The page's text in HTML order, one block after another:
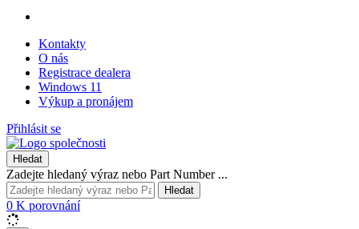
Kontakty
O nás
Registrace dealera
Windows 11
Výkup a pronájem
Přihlásit se
Hledat
Zadejte hledaný výraz nebo Part Number ...
Hledat
0 K porovnání